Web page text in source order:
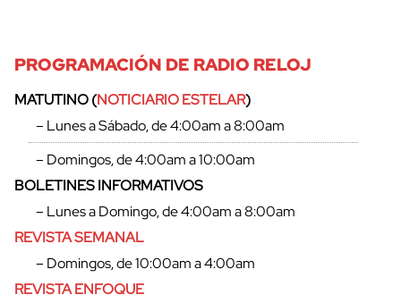
PROGRAMACIÓN DE RADIO RELOJ
MATUTINO (NOTICIARIO ESTELAR)
– Lunes a Sábado, de 4:00am a 8:00am
– Domingos, de 4:00am a 10:00am
BOLETINES INFORMATIVOS
– Lunes a Domingo, de 4:00am a 8:00am
REVISTA SEMANAL
– Domingos, de 10:00am a 4:00am
REVISTA ENFOQUE